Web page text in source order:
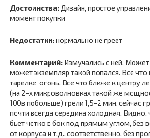
Достоинства: Дизайн, простое
момент покупки
Недостатки:нормально не греет
Комментарий: Измучались с ней.
может экземпляр такой попался. Все что
тарелке  огонь. Все что ближе к центру
(на 2-х микроволновках такой же
100в побольше) грели 1,5-2 мин. сейчас
почти всегда середина холодная. Видно,
бьет четко в бок под прямым углом, без
от корпуса и т.д., соответственно, без